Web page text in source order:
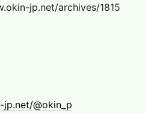
jp.net/archives/1815
@okin_p